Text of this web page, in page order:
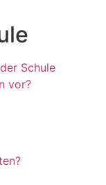
Schule
vor?